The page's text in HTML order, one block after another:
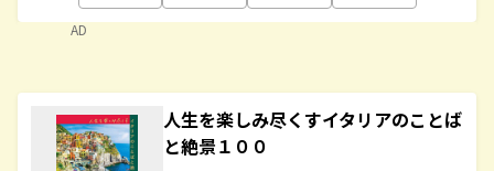
AD
人生を楽しみ尽くすイタリアのことば
と絶景１００